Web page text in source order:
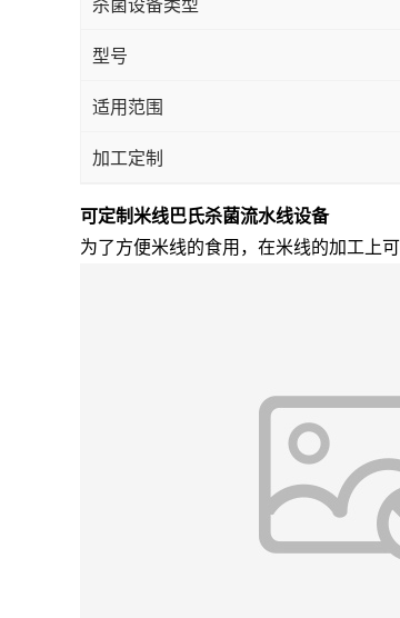
杀菌设备类型
型号
适用范围
加工定制
可定制米线巴氏杀菌流水线设备
为了方便米线的食用，在米线的加工上